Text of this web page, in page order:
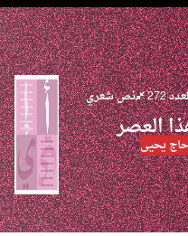
272 نص شعري
العصر
يحيى